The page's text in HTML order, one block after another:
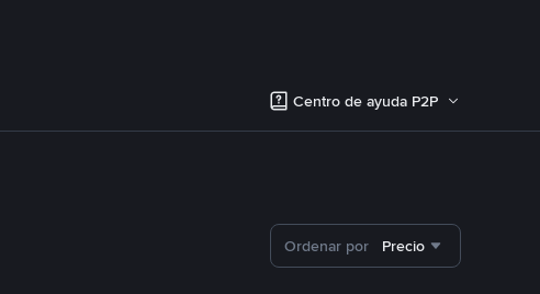
Centro de ayuda P2P
Ordenar por Precio